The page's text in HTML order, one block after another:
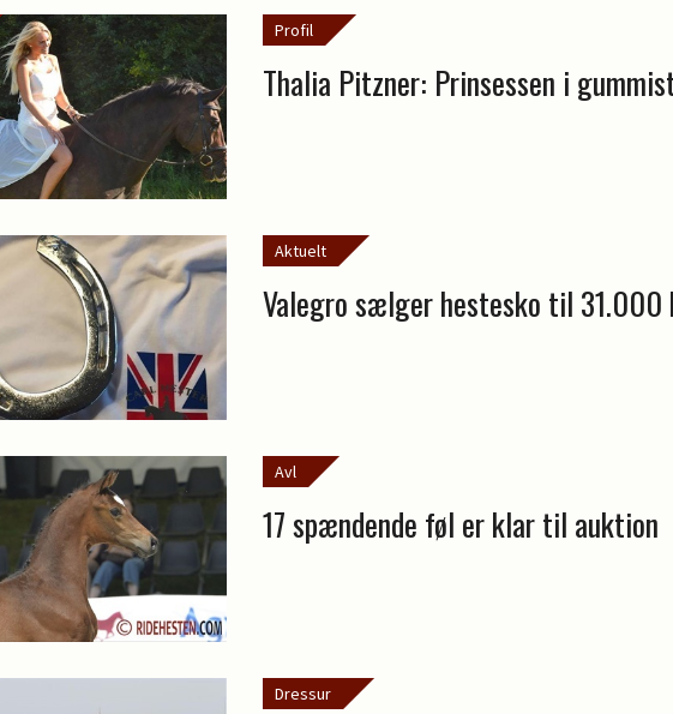
Profil
Thalia Pitzner: Prinsessen i
Aktuelt
Valegro sælger hestesko til 31.000
Avl
17 spændende føl er klar til auktion
Dressur